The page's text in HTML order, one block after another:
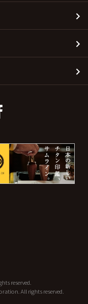
reserved.
All rights reserved.